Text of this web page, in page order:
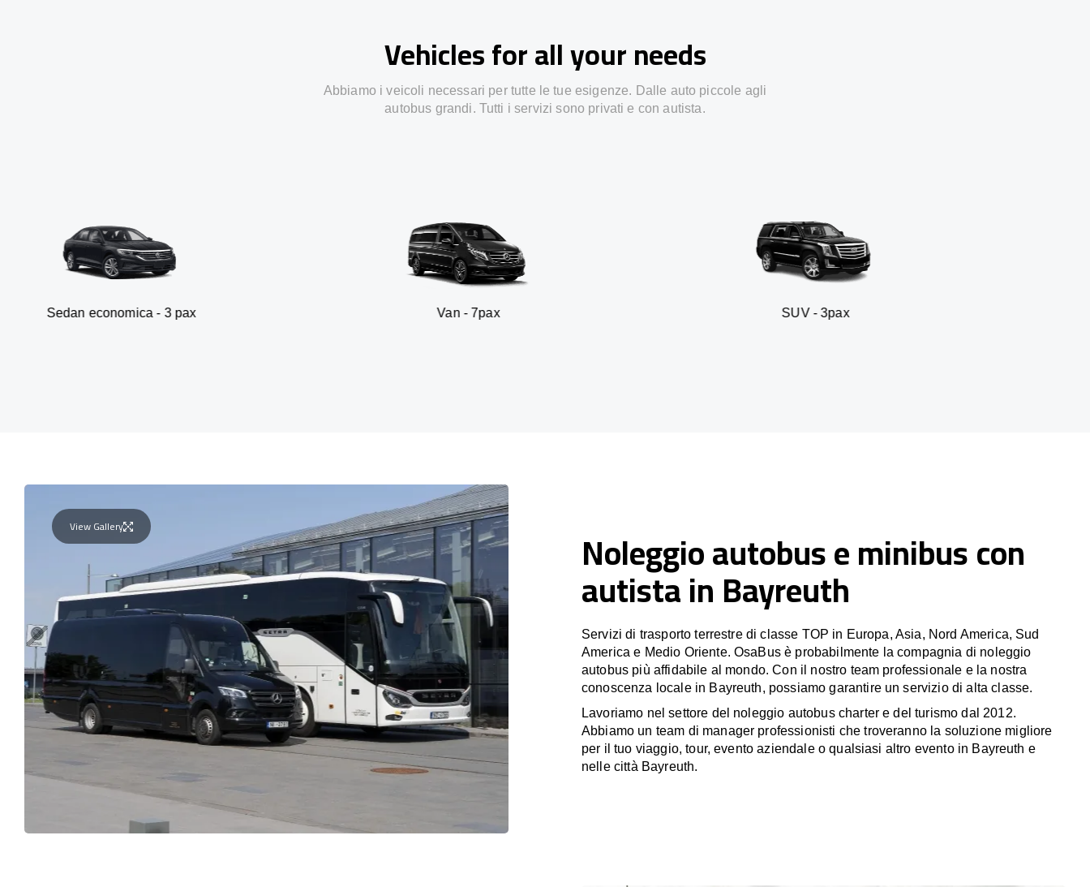
Vehicles for all your needs
Abbiamo i veicoli necessari per tutte le tue esigenze. Dalle auto piccole agli
autobus grandi. Tutti i servizi sono privati e con autista.
- 3 pax
View Gallery Noleggio autobus e minibus con
autista in Bayreuth
Servizi di trasporto terrestre di classe TOP in Europa, Asia, Nord America, Sud
America e Medio Oriente. OsaBus è probabilmente la compagnia di noleggio
autobus più affidabile al mondo. Con il nostro team professionale e la nostra
conoscenza locale in Bayreuth, possiamo garantire un servizio di alta classe.
Lavoriamo nel settore del noleggio autobus charter e del turismo dal 2012.
Abbiamo un team di manager professionisti che troveranno la soluzione migliore
per il tuo viaggio, tour, evento aziendale o qualsiasi altro evento in Bayreuth e
nelle città Bayreuth.